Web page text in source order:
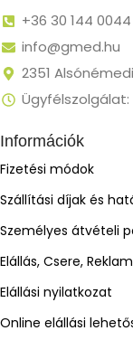
+36 30 144 0044
info@gmed.hu
2351
Ügyfélszolgálat:
Információk
Fizetési módok
Szállítási díjak és
Személyes átvételi
Elállás, Csere,
Elállási nyilatkozat
Online elállási